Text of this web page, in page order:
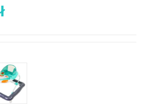
Zielony